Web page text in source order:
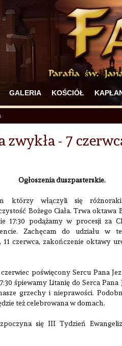
GALERIA KOŚCIÓŁ
zwykła - 7
Ogłoszenia duszpasterskie.
którzy włączyli się
Bożego Ciała. Trwa oktawa
17:30 podążamy w procesji za
Zachęcam do udziału w
czerwca, zakończenie oktawy
poświęcony Sercu Pana
śpiewamy Litanię do Serca
grzechy i nieprawości.
też celebrowana w domach.
się III Tydzień